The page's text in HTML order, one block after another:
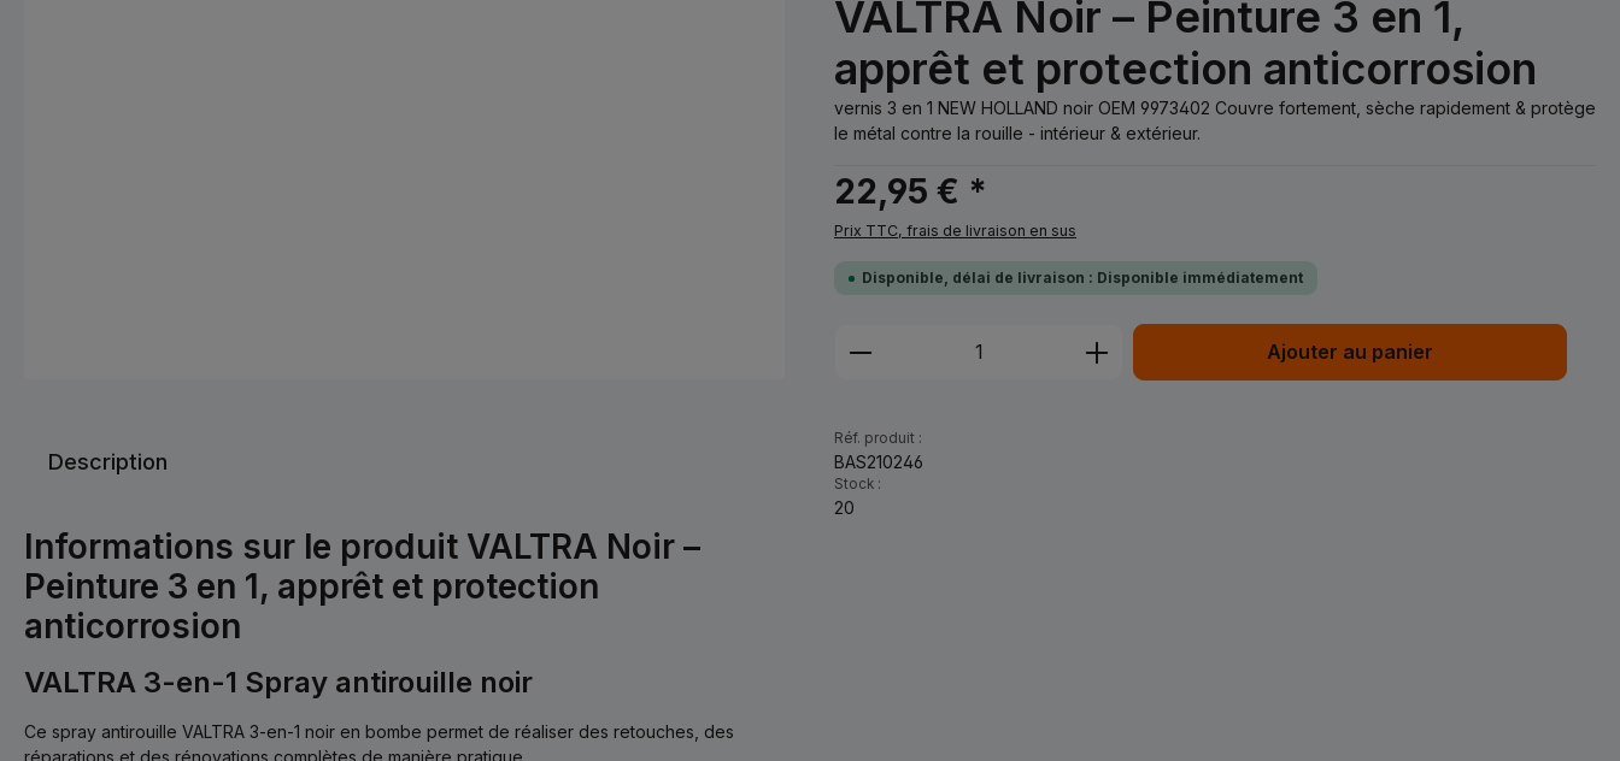
VALTRA Noir – Peinture 3 en 1,
apprêt et protection anticorrosion
vernis 3 en 1 NEW HOLLAND noir OEM 9973402 Couvre fortement, sèche rapidement & protège
le métal contre la rouille - intérieur & extérieur.
22,95 € *
Prix TTC, frais de livraison en sus
Disponible, délai de livraison : Disponible immédiatement
Quantité de produit : Entrez la quantité souhaitée ou
Ajouter au panier
Réf. produit :
BAS210246
Stock :
20
Description
Informations sur le produit VALTRA Noir –
Peinture 3 en 1, apprêt et protection
anticorrosion
VALTRA 3-en-1 Spray antirouille noir
Ce spray antirouille VALTRA 3-en-1 noir en bombe permet de réaliser des retouches, des
réparations et des rénovations complètes de manière pratique.